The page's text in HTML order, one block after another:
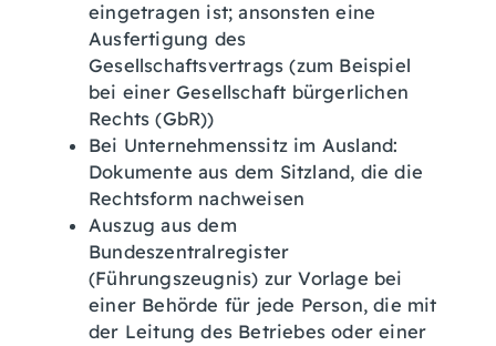
eingetragen ist; ansonsten eine
Ausfertigung des
Gesellschaftsvertrags (zum Beispiel
bei einer Gesellschaft bürgerlichen
Rechts (GbR))
Bei Unternehmenssitz im Ausland:
Dokumente aus dem Sitzland, die die
Rechtsform nachweisen
Auszug aus dem
Bundeszentralregister
(Führungszeugnis) zur Vorlage bei
einer Behörde für jede Person, die mit
der Leitung des Betriebes oder einer